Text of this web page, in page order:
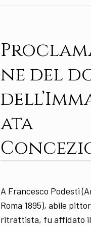
ne del
ata
A Francesco Podesti
Roma 1895), abile
ritrattista, fu affidato